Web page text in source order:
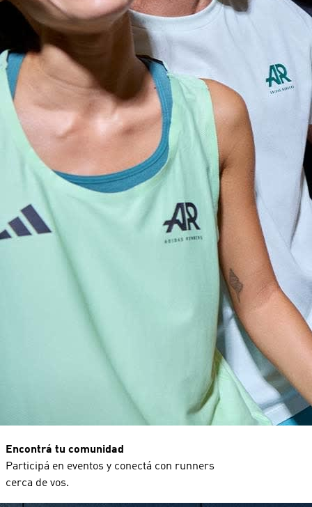
Encontrá tu comunidad
Participá en eventos y conectá con runners
cerca de vos.